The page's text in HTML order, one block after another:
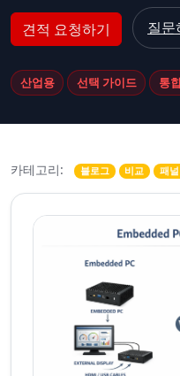
견적 요청하기 질문
산업용 선택 가이드 통
카테고리: 블로그 비교 패